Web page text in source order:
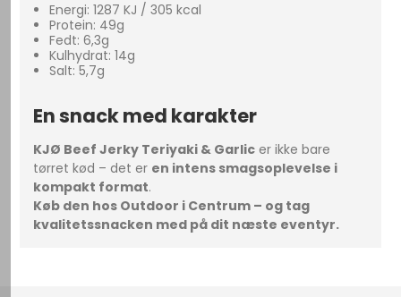
Energi: 1287 KJ / 305 kcal
Protein: 49g
Fedt: 6,3g
Kulhydrat: 14g
Salt: 5,7g
En snack med karakter
KJØ Beef Jerky Teriyaki & Garlic er ikke bare
tørret kød – det er en intens smagsoplevelse i
kompakt format.
Køb den hos Outdoor i Centrum – og tag
kvalitetssnacken med på dit næste eventyr.